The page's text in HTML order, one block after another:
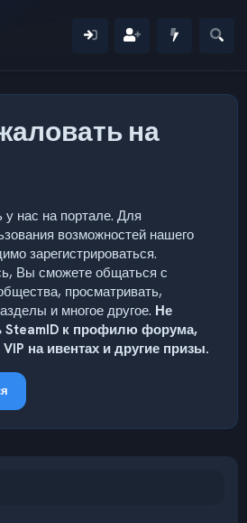
на
нас на портале. Для
возможностей нашего
зарегистрироваться.
Вы сможете общаться с
просматривать,
и многое другое. Не
SteamID к профилю форума,
на ивентах и другие призы.